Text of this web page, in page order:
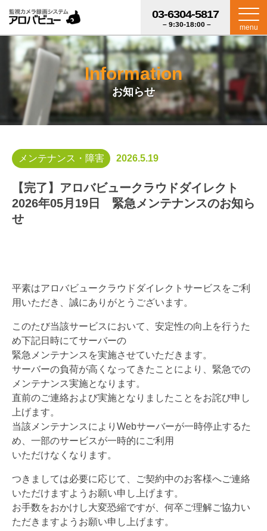
menu
03-6304-5817
– 9:30-18:00 –
Information
お知らせ
メンテナンス・障害 2026.5.19
【完了】アロバビュークラウドダイレクト
2026年05月19日 緊急メンテナンスのお知ら
せ
平素はアロバビュークラウドダイレクトサービスをご利
用いただき、誠にありがとうございます。
このたび当該サービスにおいて、安定性の向上を行うた
め下記日時にてサーバーの
緊急メンテナンスを実施させていただきます。
サーバーの負荷が高くなってきたことにより、緊急での
メンテナンス実施となります。
直前のご連絡および実施となりましたことをお詫び申し
上げます。
当該メンテナンスによりWebサーバーが一時停止するた
め、一部のサービスが一時的にご利用
いただけなくなります。
つきましては必要に応じて、ご契約中のお客様へご連絡
いただけますようお願い申し上げます。
お手数をおかけし大変恐縮ですが、何卒ご理解ご協力い
ただきますようお願い申し上げます。